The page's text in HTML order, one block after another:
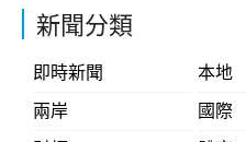
新聞分類
即時新聞
本地
兩岸
國際